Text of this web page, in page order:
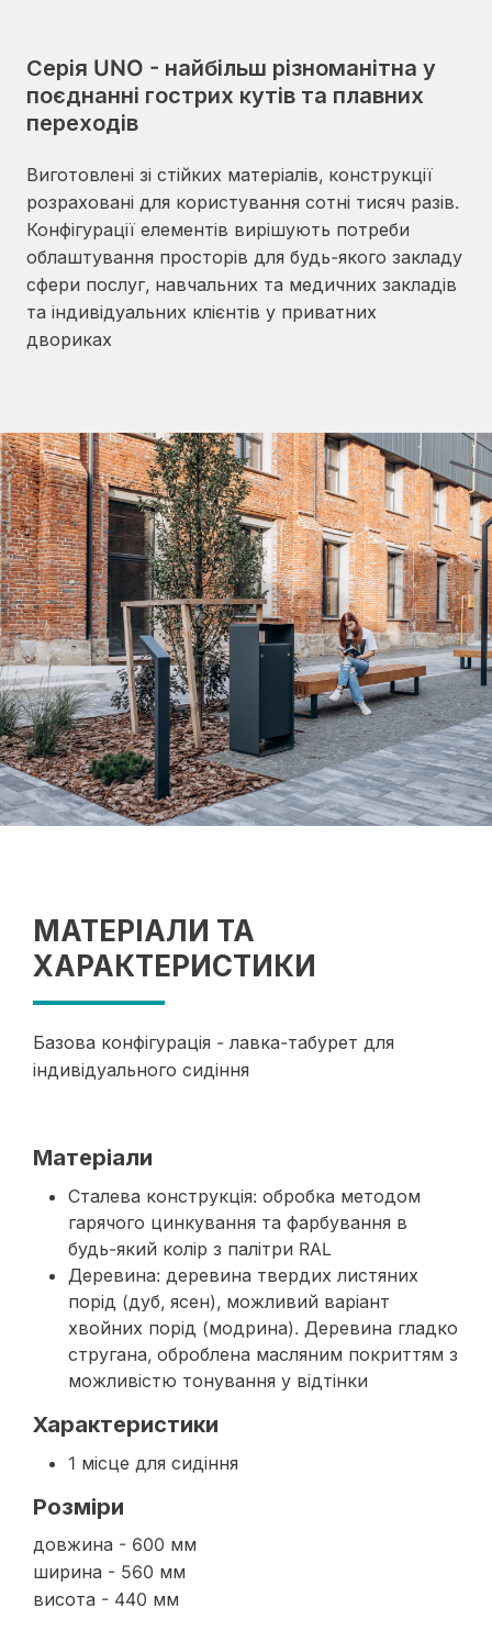
Серія UNO - найбільш різноманітна у
поєднанні гострих кутів та плавних
переходів
Виготовлені зі стійких матеріалів, конструкції
розраховані для користування сотні тисяч разів.
Конфігурації елементів вирішують потреби
облаштування просторів для будь-якого закладу
сфери послуг, навчальних та медичних закладів
та індивідуальних клієнтів у приватних
двориках
МАТЕРІАЛИ ТА
ХАРАКТЕРИСТИКИ
Базова конфігурація - лавка-табурет для
індивідуального сидіння
Матеріали
Сталева конструкція: обробка методом
гарячого цинкування та фарбування в
будь-який колір з палітри RAL
Деревина: деревина твердих листяних
порід (дуб, ясен), можливий варіант
хвойних порід (модрина). Деревина гладко
стругана, оброблена масляним покриттям з
можливістю тонування у відтінки
Характеристики
1 місце для сидіння
Розміри
довжина - 600 мм
ширина - 560 мм
висота - 440 мм